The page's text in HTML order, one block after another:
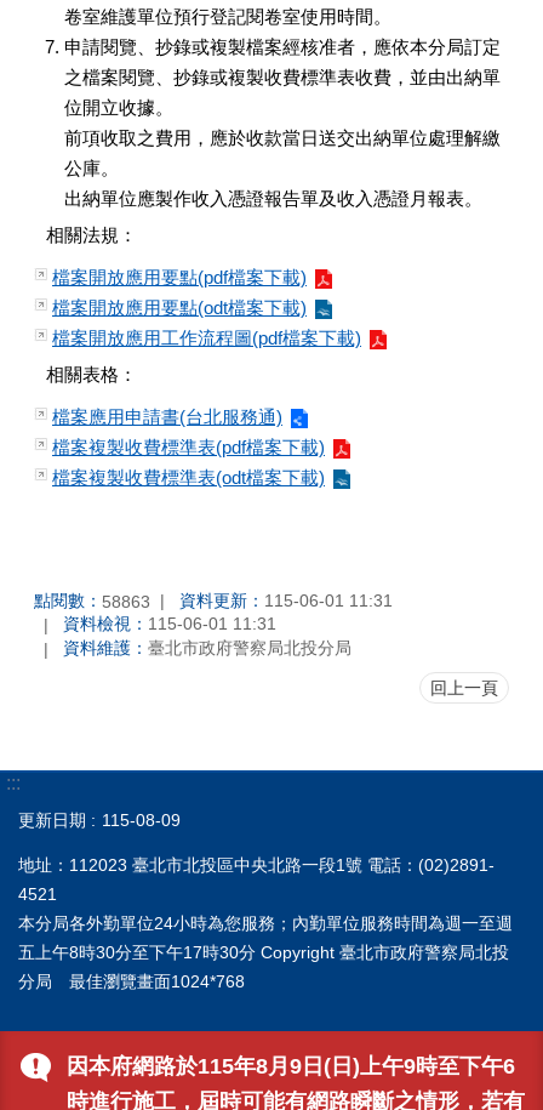
因本府網路於115年8月9日(日)上午9時至下午6
時進行施工，屆時可能有網路瞬斷之情形，若有
卷室維護單位預行登記閱卷室使用時間。
申請閱覽、抄錄或複製檔案經核准者，應依本分局訂定
之檔案閱覽、抄錄或複製收費標準表收費，並由出納單
位開立收據。
前項收取之費用，應於收款當日送交出納單位處理解繳
公庫。
出納單位應製作收入憑證報告單及收入憑證月報表。
相關法規：
檔案開放應用要點(pdf檔案下載)
檔案開放應用要點(odt檔案下載)
檔案開放應用工作流程圖(pdf檔案下載)
相關表格：
檔案應用申請書(台北服務通)
檔案複製收費標準表(pdf檔案下載)
檔案複製收費標準表(odt檔案下載)
點閱數： 58863 資料更新： 115-06-01 11:31
資料檢視： 115-06-01 11:31
資料維護： 臺北市政府警察局北投分局
回上一頁
:::
更新日期 115-08-09
地址：112023 臺北市北投區中央北路一段1號 電話：(02)2891-
4521
本分局各外勤單位24小時為您服務；內勤單位服務時間為週一至週
五上午8時30分至下午17時30分 Copyright 臺北市政府警察局北投
分局 最佳瀏覽畫面1024*768